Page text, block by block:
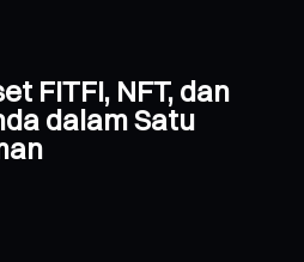
FITFI, NFT, dan
dalam Satu